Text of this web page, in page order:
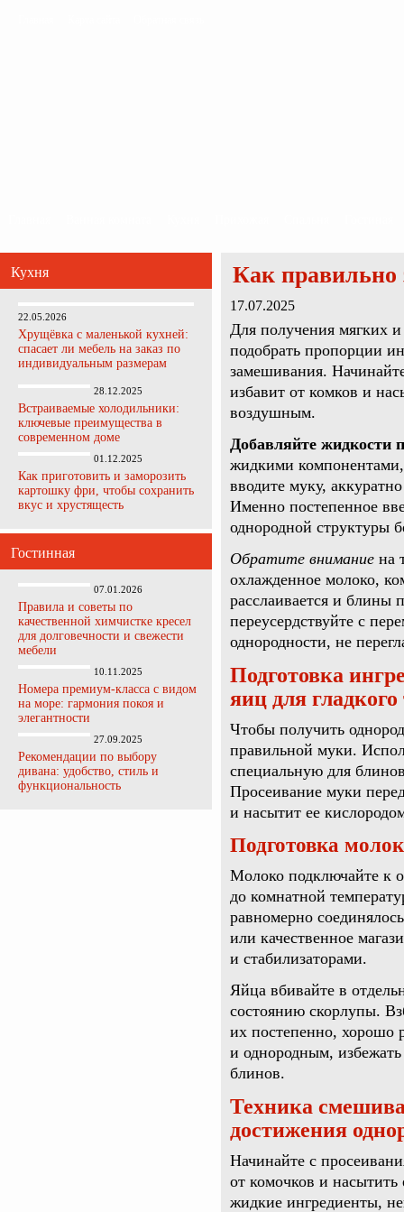
Кухня
22.05.2026
Хрущёвка с маленькой кухней:
спасает ли мебель на заказ по
индивидуальным размерам
28.12.2025
Встраиваемые холодильники:
ключевые преимущества в
современном доме
01.12.2025
Как приготовить и заморозить
картошку фри, чтобы сохранить
вкус и хрустящесть
Гостинная
07.01.2026
Правила и советы по
качественной химчистке кресел
для долговечности и свежести
мебели
10.11.2025
Номера премиум-класса с видом
на море: гармония покоя и
элегантности
27.09.2025
Рекомендации по выбору
дивана: удобство, стиль и
функциональность
Как правильно
17.07.2025
Для получения мягких
подобрать пропорции
замешивания.
избавит от комков и
воздушным.
Добавляйте жидкости
жидкими
вводите муку,
Именно постепенное
однородной структуры
Обратите внимание на
охлажденное молоко,
расслаивается и блины
переусердствуйте с
однородности, не
Подготовка
яиц для гладкого
Чтобы получить
правильной муки.
специальную для
Просеивание муки
и насытит ее
Подготовка
Молоко подключайте к
до комнатной
равномерно
или качественное
и стабилизаторами.
Яйца вбивайте в
состоянию скорлупы.
их постепенно, хорошо
и однородным,
блинов.
Техника
достижения
Начинайте с
от комочков и
жидкие ингредиенты,